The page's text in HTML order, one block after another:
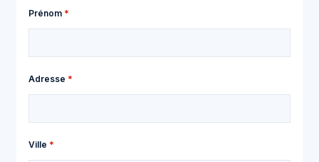
Prénom
Adresse postale
Adresse
Ville